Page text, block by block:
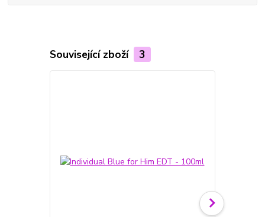
Související zboží 3